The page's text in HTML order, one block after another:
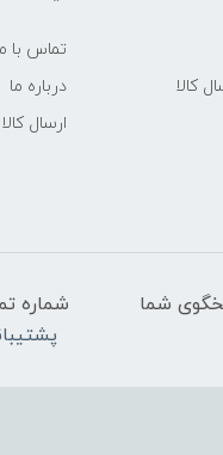
کالا
تماس با
درباره ما
ارسال کالا
شما
شماره
پشتیبانی ۲۴ ساعته: